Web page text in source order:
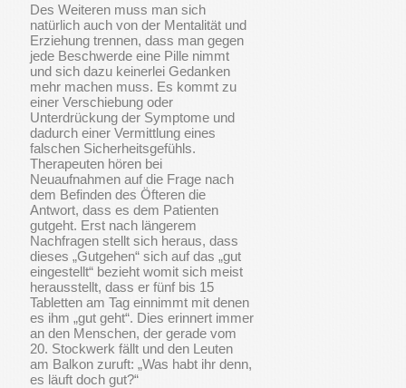
Des Weiteren muss man sich
natürlich auch von der Mentalität und
Erziehung trennen, dass man gegen
jede Beschwerde eine Pille nimmt
und sich dazu keinerlei Gedanken
mehr machen muss. Es kommt zu
einer Verschiebung oder
Unterdrückung der Symptome und
dadurch einer Vermittlung eines
falschen Sicherheitsgefühls.
Therapeuten hören bei
Neuaufnahmen auf die Frage nach
dem Befinden des Öfteren die
Antwort, dass es dem Patienten
gutgeht. Erst nach längerem
Nachfragen stellt sich heraus, dass
dieses „Gutgehen“ sich auf das „gut
eingestellt“ bezieht womit sich meist
herausstellt, dass er fünf bis 15
Tabletten am Tag einnimmt mit denen
es ihm „gut geht“. Dies erinnert immer
an den Menschen, der gerade vom
20. Stockwerk fällt und den Leuten
am Balkon zuruft: „Was habt ihr denn,
es läuft doch gut?“